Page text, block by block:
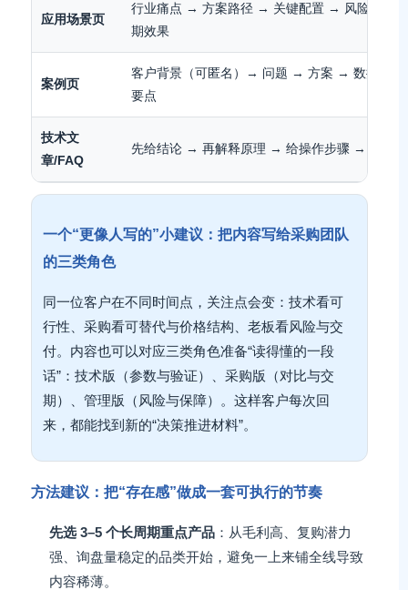
应用场景页
行业痛点 → 方案路径 → 关键配置 → 风险点/合
期效果
案例页
客户背景（可匿名）→ 问题 → 方案 → 数据结
要点
技术文
章/FAQ
先给结论 → 再解释原理 → 给操作步骤 → 给避
一个“更像人写的”小建议：把内容写给采购团队
的三类角色
同一位客户在不同时间点，关注点会变：技术看可
行性、采购看可替代与价格结构、老板看风险与交
付。内容也可以对应三类角色准备“读得懂的一段
话”：技术版（参数与验证）、采购版（对比与交
期）、管理版（风险与保障）。这样客户每次回
来，都能找到新的“决策推进材料”。
方法建议：把“存在感”做成一套可执行的节奏
先选 3–5 个长周期重点产品 ：从毛利高、复购潜力
强、询盘量稳定的品类开始，避免一上来铺全线导致
内容稀薄。